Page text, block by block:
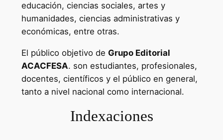
educación, ciencias sociales, artes y
humanidades, ciencias administrativas y
económicas, entre otras.
El público objetivo de Grupo Editorial
ACACFESA. son estudiantes, profesionales,
docentes, científicos y el público en general,
tanto a nivel nacional como internacional.
Indexaciones